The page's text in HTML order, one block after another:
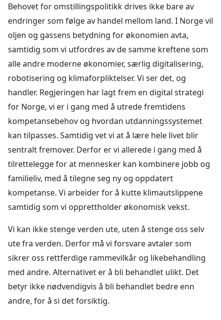
Behovet for omstillingspolitikk drives ikke bare av
endringer som følge av handel mellom land. I Norge vil
oljen og gassens betydning for økonomien avta,
samtidig som vi utfordres av de samme kreftene som
alle andre moderne økonomier, særlig digitalisering,
robotisering og klimaforpliktelser. Vi ser det, og
handler. Regjeringen har lagt frem en digital strategi
for Norge, vi er i gang med å utrede fremtidens
kompetansebehov og hvordan utdanningssystemet
kan tilpasses. Samtidig vet vi at å lære hele livet blir
sentralt fremover. Derfor er vi allerede i gang med å
tilrettelegge for at mennesker kan kombinere jobb og
familieliv, med å tilegne seg ny og oppdatert
kompetanse. Vi arbeider for å kutte klimautslippene
samtidig som vi opprettholder økonomisk vekst.
Vi kan ikke stenge verden ute, uten å stenge oss selv
ute fra verden. Derfor må vi forsvare avtaler som
sikrer oss rettferdige rammevilkår og likebehandling
med andre. Alternativet er å bli behandlet ulikt. Det
betyr ikke nødvendigvis å bli behandlet bedre enn
andre, for å si det forsiktig.